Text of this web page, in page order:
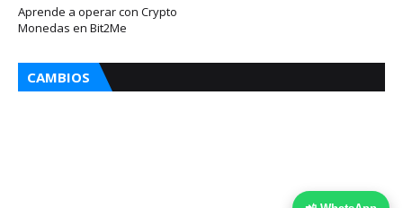
Aprende a operar con Crypto
Monedas en Bit2Me
CAMBIOS